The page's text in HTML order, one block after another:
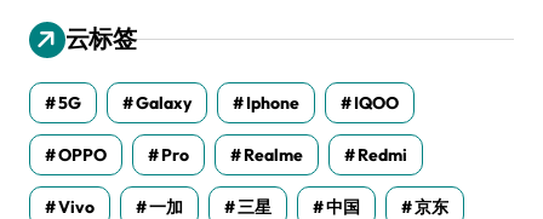
云标签
5G Galaxy Iphone IQOO
OPPO Pro Realme Redmi
Vivo 一加 三星 中国 京东